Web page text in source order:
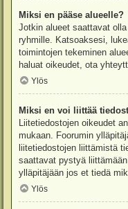
Miksi en pääse alueelle?
Jotkin alueet saattavat
ryhmille. Katsoaksesi,
toimintojen tekeminen
haluat oikeudet, ota
Ylös
Miksi en voi liittää
Liitetiedostojen oikeudet
mukaan. Foorumin
liitetiedostojen liittämistä
saattavat pystyä
ylläpitäjään jos et tiedä
Ylös